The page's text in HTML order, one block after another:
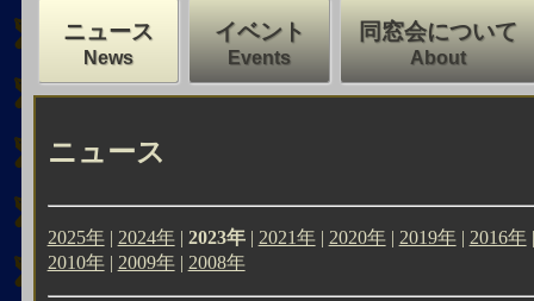
ニュース
News
イベント
Events
同窓会について
About
ニュース
2025年| 2024年| 2023年| 2021年| 2020年| 2019年| 2016年
2010年| 2009年| 2008年